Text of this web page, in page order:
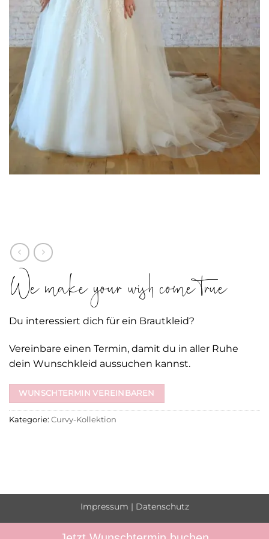
We make your wish come true
Du interessiert dich für ein Brautkleid?
Vereinbare einen Termin, damit du in aller Ruhe
dein Wunschkleid aussuchen kannst.
WUNSCHTERMIN VEREINBAREN
Kategorie: Curvy-Kollektion
Impressum | Datenschutz